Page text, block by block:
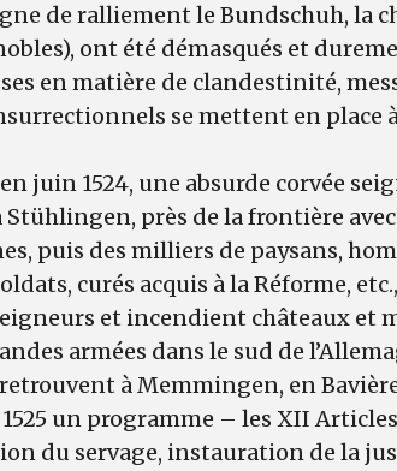
de ralliement le Bundschuh, la
ont été démasqués et
en matière de clandestinité,
se mettent en place
juin 1524, une absurde corvée
Stühlingen, près de la frontière avec
puis des milliers de paysans,
curés acquis à la Réforme,
et incendient châteaux et
armées dans le sud de
à Memmingen, en
un programme – les XII
du servage, instauration de la